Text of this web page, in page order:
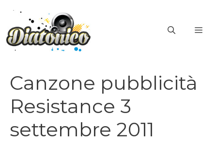
contenuto
Canzone pubblicità
Resistance 3
settembre 2011